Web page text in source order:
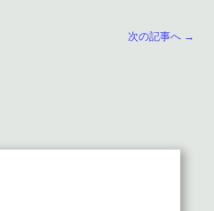
次の記事へ →